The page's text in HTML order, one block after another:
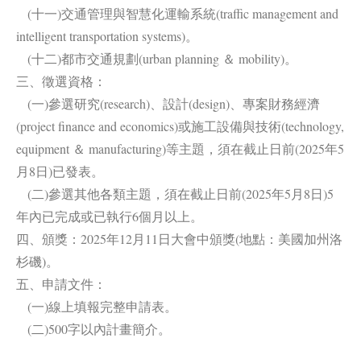
(十一)交通管理與智慧化運輸系統(traffic management and
intelligent transportation systems)。
(十二)都市交通規劃(urban planning ＆ mobility)。
三、徵選資格：
(一)參選研究(research)、設計(design)、專案財務經濟
(project finance and economics)或施工設備與技術(technology,
equipment ＆ manufacturing)等主題，須在截止日前(2025年5
月8日)已發表。
(二)參選其他各類主題，須在截止日前(2025年5月8日)5
年內已完成或已執行6個月以上。
四、頒獎：2025年12月11日大會中頒獎(地點：美國加州洛
杉磯)。
五、申請文件：
(一)線上填報完整申請表。
(二)500字以內計畫簡介。